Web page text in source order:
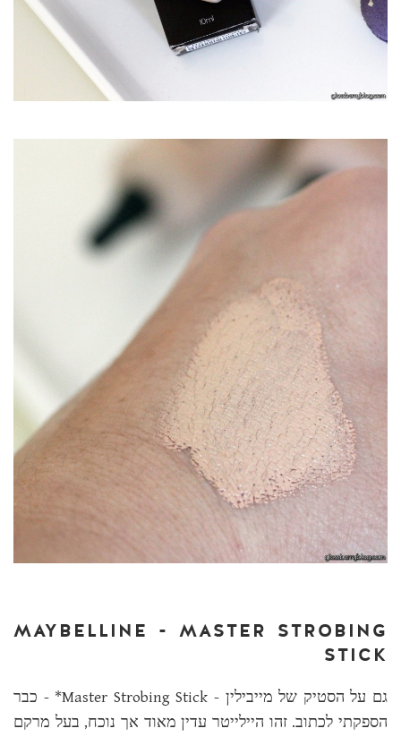
MAYBELLINE - MASTER STROBING
STICK
גם על הסטיק של מייבילין - Master Strobing Stick* - כבר
הספקתי לכתוב. זהו היילייטר עדין מאוד אך נוכח, בעל מרקם